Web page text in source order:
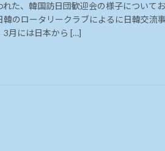
れた、韓国訪日団歓迎会の様子について
韓のロータリークラブによるに日韓交流
3月には日本から […]